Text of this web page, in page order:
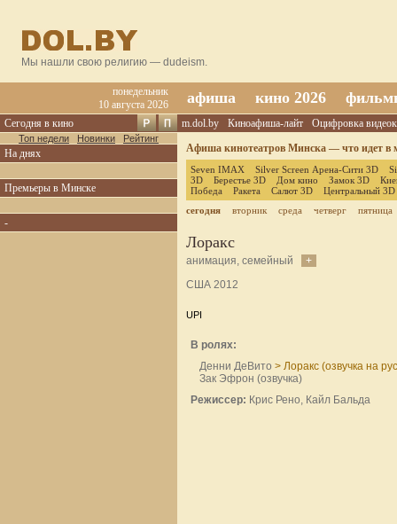
Мы нашли свою религию — dudeism.
понедельник
10 августа 2026
афиша кино 2026
Сегодня в кино
Топ недели Новинки Рейтинг
На днях
Премьеры в Минске
-
m.dol.by Киноафиша-лайт
Оцифровка
Афиша кинотеатров Минска — что идет в
Seven IMAX Silver Screen Арена-Сити 3D
3D
Берестье 3D Дом кино Замок 3D
Победа
Ракета Салют 3D
Центральный 3D
сегодня
вторник среда четверг пятница
Лоракс
анимация, семейный
+
США 2012
UPI
В ролях:
Денни ДеВито > Лоракс (озвучка на
Зак Эфрон (озвучка)
Режиссер: Крис Рено, Кайл Бальда